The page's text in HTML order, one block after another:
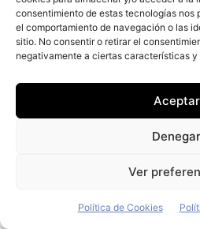
consentimiento de estas tecnologías nos
el comportamiento de navegación o las
sitio. No consentir o retirar el
negativamente a ciertas características
Aceptar
Denegar
Ver
Política de Cookies
Arturo Jiménez
objetivo es comprar
eléctricos»